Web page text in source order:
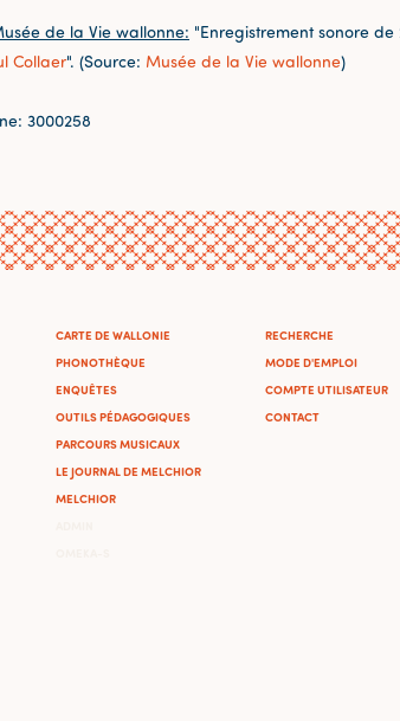
de la Vie wallonne: "Enregistrement sonore
Collaer". (Source: Musée de la Vie wallonne)
3000258
CARTE DE WALLONIE
PHONOTHÈQUE
ENQUÊTES
OUTILS PÉDAGOGIQUES
PARCOURS MUSICAUX
LE JOURNAL DE MELCHIOR
MELCHIOR
RECHERCHE
MODE D'EMPLOI
COMPTE UTILISATEUR
CONTACT